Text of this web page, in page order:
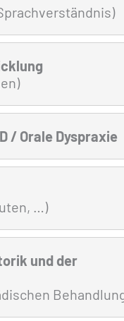
/ Orale Dyspraxie
…)
und der